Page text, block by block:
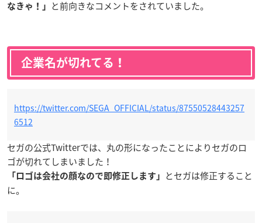
なきゃ！」 と前向きなコメントをされていました。
企業名が切れてる！
https://twitter.com/SEGA_OFFICIAL/status/87550528443257
6512
セガの公式Twitterでは、丸の形になったことによりセガのロ
ゴが切れてしまいました！
「ロゴは会社の顔なので即修正します」
とセガは修正すること
に。